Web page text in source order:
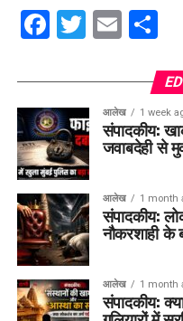
Facebook
Twitter
Email
आलेख 1 week
संपादकीय:
जवाबदेही से
आलेख 1 month
संपादकीय:
नौकरशाही के
आलेख 1 month
संपादकीय: